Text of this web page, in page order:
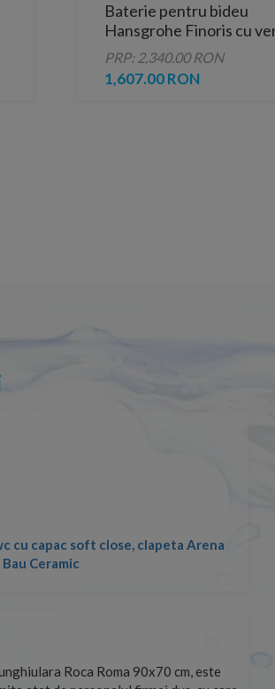
Baterie pentru bideu
Hansgrohe Finoris cu
Pop-Up negru mat
PRP: 2,340.00 RON
1,607.00 RON
cu capac soft close, clapeta Arena
Ceramic
Roca Roma 90x70 cm, este